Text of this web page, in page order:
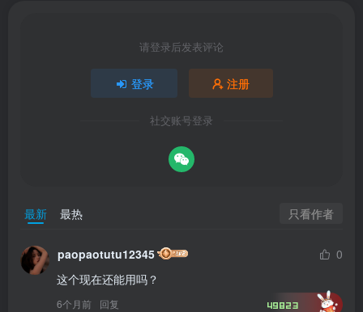
请登录后发表评论
登录 注册
社交账号登录
最新 最热 只看作者
paopaotutu12345
0
这个现在还能用吗？
6个月前 回复 49823